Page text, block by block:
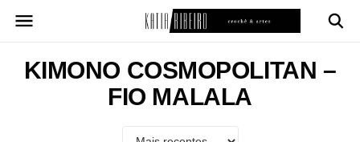
para
conteúdoKIMONO COSMOPOLITAN –
FIO MALALA